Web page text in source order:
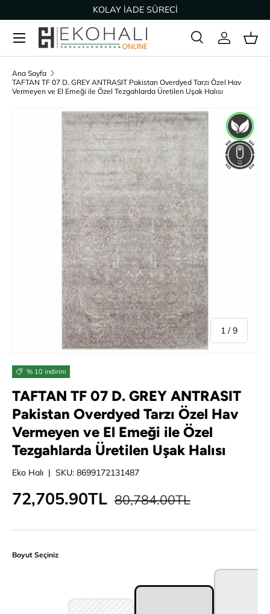
İçeriğe geç
KOLAY İADE SÜRECİ
Arama
Ürün türü
Ara Giriş Yap
Ana Sayfa
TAFTAN TF 07 D. GREY ANTRASIT Pakistan Overdyed Tarzı Özel Hav
Vermeyen ve El Emeği ile Özel Tezgahlarda Üretilen Uşak Halısı
Ürün bilgisine geç
1 //9
% 10 indirim
TAFTAN TF 07 D. GREY ANTRASIT
Pakistan Overdyed Tarzı Özel Hav
Vermeyen ve El Emeği ile Özel
Tezgahlarda Üretilen Uşak Halısı
Eko Halı | SKU: 8699172131487
İndirimli fiyat
72,705.90TL Normal fiyat
80,784.00TL
Boyut Seçiniz